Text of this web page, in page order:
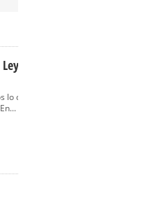
De
lo cuento… La